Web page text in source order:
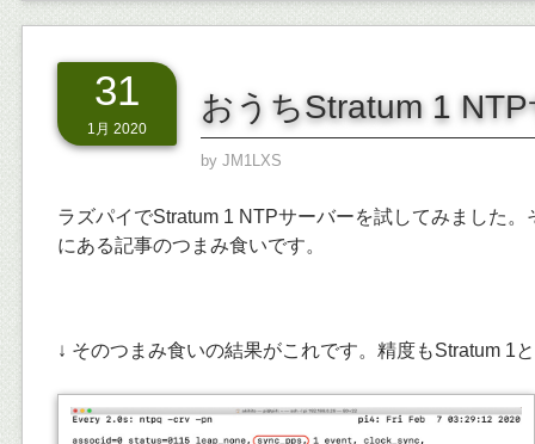
31
1月 2020
おうちStratum 1
by JM1LXS
ラズパイでStratum 1 NTPサーバーを試してみました
にある記事のつまみ食いです。
↓ そのつまみ食いの結果がこれです。精度もStratum 1